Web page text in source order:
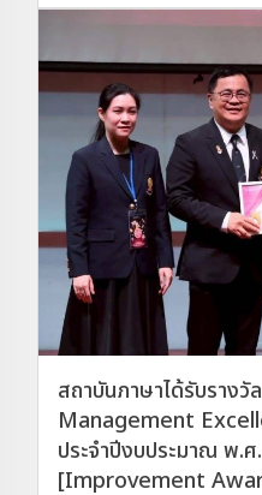
สถาบันภาษาได้รับรางวั
Management
ประจำปีงบประมาณ พ.
[Improvement